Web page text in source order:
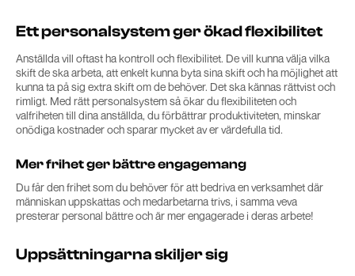
Ett personalsystem ger ökad flexibilitet
Anställda vill oftast ha kontroll och flexibilitet. De vill kunna välja vilka
skift de ska arbeta, att enkelt kunna byta sina skift och ha möjlighet att
kunna ta på sig extra skift om de behöver. Det ska kännas rättvist och
rimligt. Med rätt personalsystem så ökar du flexibiliteten och
valfriheten till dina anställda, du förbättrar produktiviteten, minskar
onödiga kostnader och sparar mycket av er värdefulla tid.
Mer frihet ger bättre engagemang
Du får den frihet som du behöver för att bedriva en verksamhet där
människan uppskattas och medarbetarna trivs, i samma veva
presterar personal bättre och är mer engagerade i deras arbete!
Uppsättningarna skiljer sig